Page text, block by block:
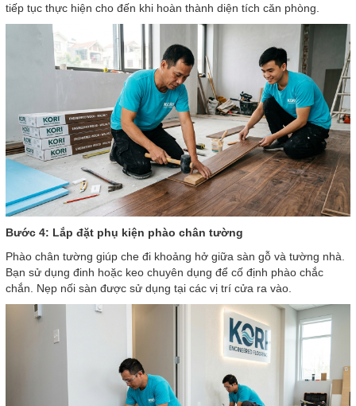
tiếp tục thực hiện cho đến khi hoàn thành diện tích căn phòng.
Bước 4: Lắp đặt phụ kiện phào chân tường
Phào chân tường giúp che đi khoảng hở giữa sàn gỗ và tường nhà.
Bạn sử dụng đinh hoặc keo chuyên dụng để cố định phào chắc
chắn. Nẹp nối sàn được sử dụng tại các vị trí cửa ra vào.